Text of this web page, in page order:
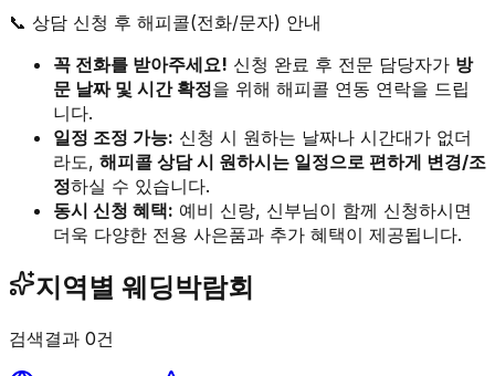
📞 상담 신청 후 해피콜(전화/문자) 안내
꼭 전화를 받아주세요! 신청 완료 후 전문 담당자가 방
문 날짜 및 시간 확정을 위해 해피콜 연동 연락을 드립
니다.
일정 조정 가능: 신청 시 원하는 날짜나 시간대가 없더
라도, 해피콜 상담 시 원하시는 일정으로 편하게 변경/조
정하실 수 있습니다.
동시 신청 혜택: 예비 신랑, 신부님이 함께 신청하시면
더욱 다양한 전용 사은품과 추가 혜택이 제공됩니다.
지역별 웨딩박람회
검색결과 0건